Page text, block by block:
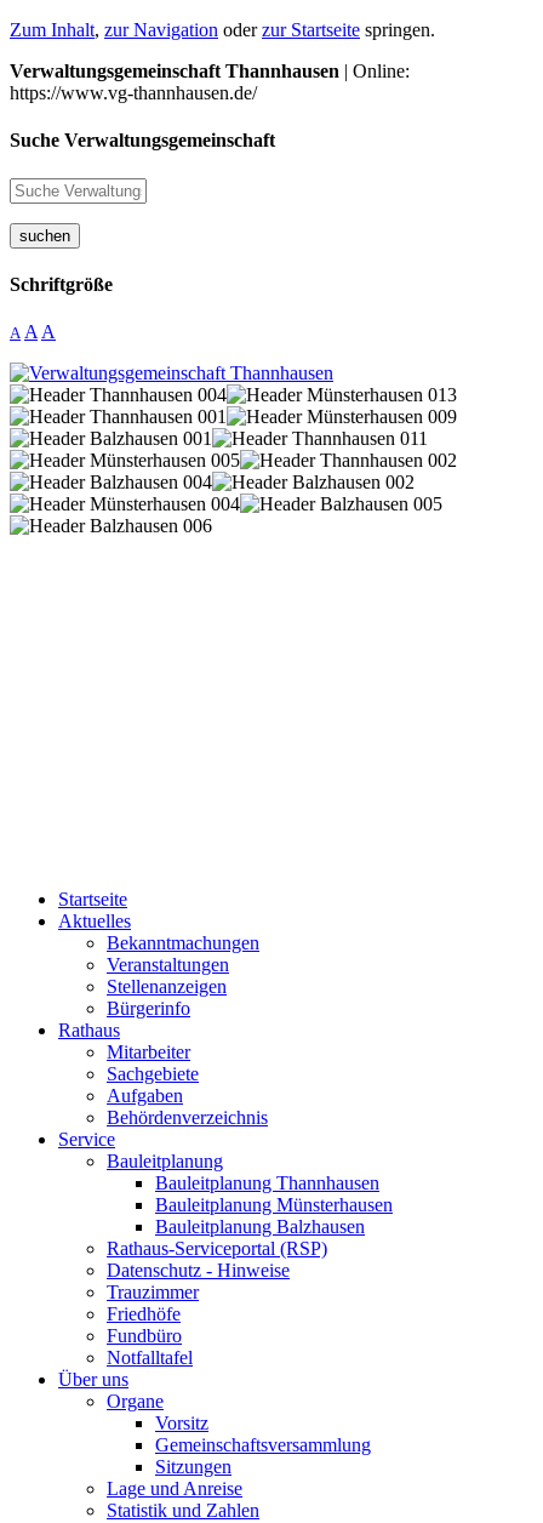
Zum Inhalt, zur Navigation oderzur Startseite springen.
Verwaltungsgemeinschaft Thannhausen | Online:
https://www.vg-thannhausen.de/
Suche Verwaltungsgemeinschaft
suchen
Schriftgröße
A A A
Startseite
Aktuelles
Bekanntmachungen
Veranstaltungen
Stellenanzeigen
Bürgerinfo
Rathaus
Mitarbeiter
Sachgebiete
Aufgaben
Behördenverzeichnis
Service
Bauleitplanung
Bauleitplanung Thannhausen
Bauleitplanung Münsterhausen
Bauleitplanung Balzhausen
Rathaus-Serviceportal (RSP)
Datenschutz - Hinweise
Trauzimmer
Friedhöfe
Fundbüro
Notfalltafel
Über uns
Organe
Vorsitz
Gemeinschaftsversammlung
Sitzungen
Lage und Anreise
Statistik und Zahlen